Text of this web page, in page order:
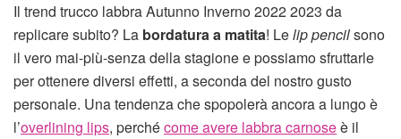
Il trend trucco labbra Autunno Inverno 2022 2023 da
replicare subito? La bordatura a matita! Lelip pencilsono
il vero mai-più-senza della stagione e possiamo sfruttarle
per ottenere diversi effetti, a seconda del nostro gusto
personale. Una tendenza che spopolerà ancora a lungo è
l’overlining lips, perchécome avere labbra carnoseè il